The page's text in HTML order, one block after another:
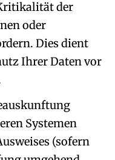
der
oder
Dies dient
Ihrer Daten vor
Systemen
(sofern